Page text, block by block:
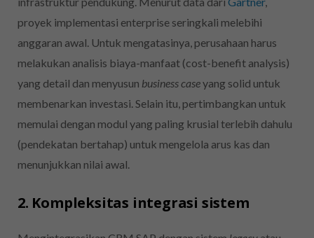
proyek implementasi enterprise seringkali melebihi
anggaran awal. Untuk mengatasinya, perusahaan harus
melakukan analisis biaya-manfaat (cost-benefit analysis)
yang detail dan menyusun business caseyang solid untuk
membenarkan investasi. Selain itu, pertimbangkan untuk
memulai dengan modul yang paling krusial terlebih dahulu
(pendekatan bertahap) untuk mengelola arus kas dan
menunjukkan nilai awal.
2. Kompleksitas integrasi sistem